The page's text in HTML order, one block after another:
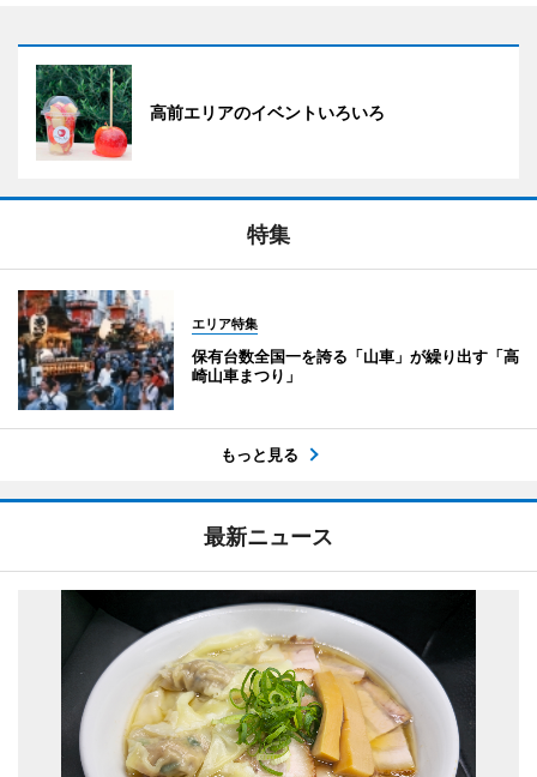
高前エリアのイベントいろいろ
特集
エリア特集
保有台数全国一を誇る「山車」が繰り出す「高
崎山車まつり」
もっと見る
最新ニュース